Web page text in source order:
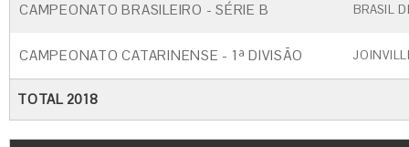
CAMPEONATO BRASILEIRO - SÉRIE B BRASIL
CAMPEONATO CATARINENSE - 1ª DIVISÃO
TOTAL 2018